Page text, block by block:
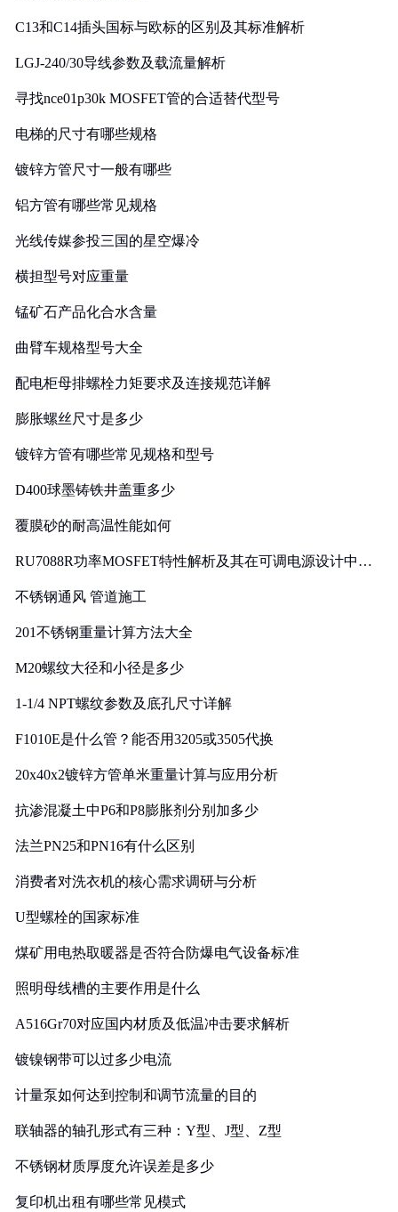
C13和C14插头国标与欧标的区别及其标准解析
LGJ-240/30导线参数及载流量解析
寻找nce01p30k MOSFET管的合适替代型号
电梯的尺寸有哪些规格
镀锌方管尺寸一般有哪些
铝方管有哪些常见规格
光线传媒参投三国的星空爆冷
横担型号对应重量
锰矿石产品化合水含量
曲臂车规格型号大全
配电柜母排螺栓力矩要求及连接规范详解
膨胀螺丝尺寸是多少
镀锌方管有哪些常见规格和型号
D400球墨铸铁井盖重多少
覆膜砂的耐高温性能如何
RU7088R功率MOSFET特性解析及其在可调电源设计中的
不锈钢通风 管道施工
201不锈钢重量计算方法大全
M20螺纹大径和小径是多少
1-1/4 NPT螺纹参数及底孔尺寸详解
F1010E是什么管？能否用3205或3505代换
20x40x2镀锌方管单米重量计算与应用分析
抗渗混凝土中P6和P8膨胀剂分别加多少
法兰PN25和PN16有什么区别
消费者对洗衣机的核心需求调研与分析
U型螺栓的国家标准
煤矿用电热取暖器是否符合防爆电气设备标准
照明母线槽的主要作用是什么
A516Gr70对应国内材质及低温冲击要求解析
镀镍钢带可以过多少电流
计量泵如何达到控制和调节流量的目的
联轴器的轴孔形式有三种：Y型、J型、Z型
不锈钢材质厚度允许误差是多少
复印机出租有哪些常见模式